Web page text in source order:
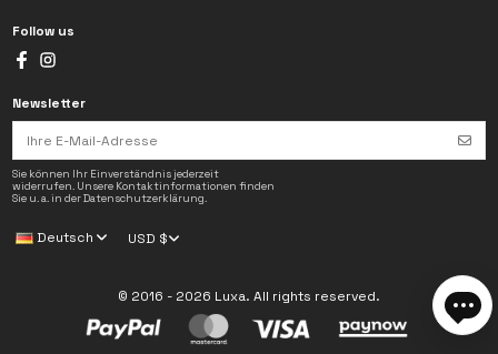
Ich habe dieDatenschutzerklärung
werden ausschließlich zur Bearbeitung meiner Anfrage verwendet.
Follow us
Newsletter
Sie können Ihr Einverständnis jederzeit
widerrufen. Unsere Kontaktinformationen finden
Sie u. a. in der Datenschutzerklärung.
Deutsch USD $
© 2016 - 2026 Luxa. All rights reserved.